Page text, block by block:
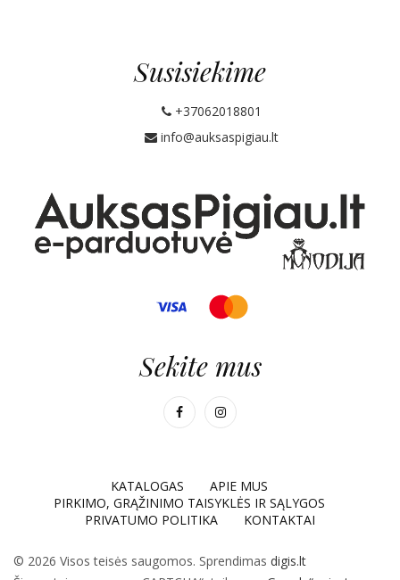
Susisiekime
+37062018801
info@auksaspigiau.lt
Sekite mus
KATALOGAS
APIE MUS
PIRKIMO, GRĄŽINIMO TAISYKLĖS IR SĄLYGOS
PRIVATUMO POLITIKA
KONTAKTAI
© 2026 Visos teisės saugomos. Sprendimas digis.lt